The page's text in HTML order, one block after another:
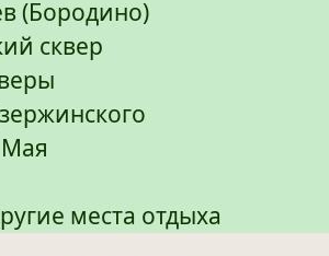
(Бородино)
сквер
места отдыха